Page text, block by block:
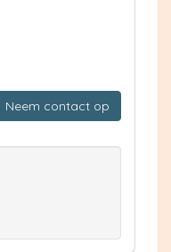
Neem contact op